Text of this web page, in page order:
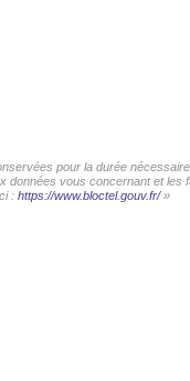
pour la durée
vous concernant et les
: https://www.bloctel.gouv.fr/»